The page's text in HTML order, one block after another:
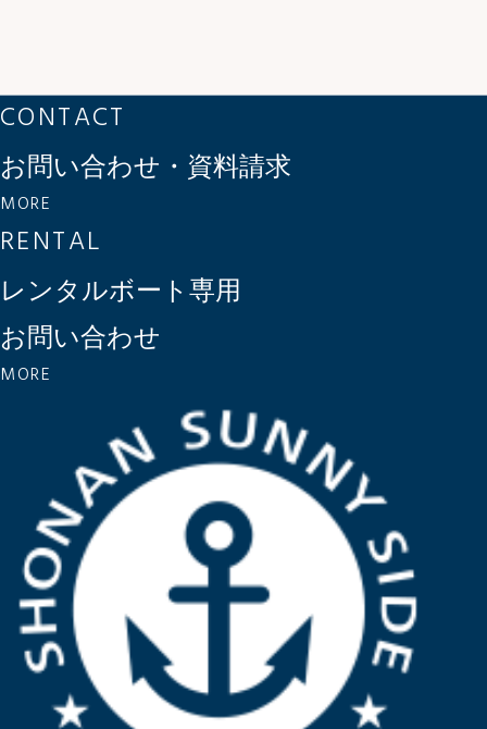
CONTACT
お問い合わせ・資料請求
MORE
RENTAL
レンタルボート専用
お問い合わせ
MORE